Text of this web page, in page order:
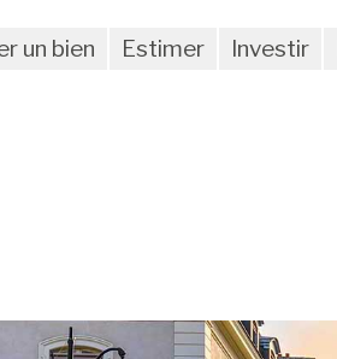
un bien Estimer Investir